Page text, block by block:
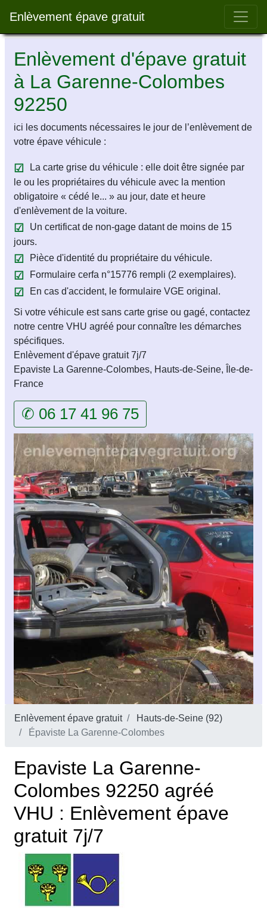
Enlèvement épave gratuit Bar
Enlèvement d'épave gratuit
à La Garenne-Colombes
92250
ici les documents nécessaires le jour de l’enlèvement de
votre épave véhicule :
La carte grise du véhicule : elle doit être signée par
le ou les propriétaires du véhicule avec la mention
obligatoire « cédé le... » au jour, date et heure
d'enlèvement de la voiture.
Un certificat de non-gage datant de moins de 15
jours.
Pièce d'identité du propriétaire du véhicule.
Formulaire cerfa n°15776 rempli (2 exemplaires).
En cas d'accident, le formulaire VGE original.
Si votre véhicule est sans carte grise ou gagé, contactez
notre centre VHU agréé pour connaître les démarches
spécifiques.
Enlèvement d'épave gratuit 7j/7
Epaviste La Garenne-Colombes, Hauts-de-Seine, Île-de-
France
✆ 06 17 41 96 75
Enlèvement épave gratuit
Hauts-de-Seine (92)
Épaviste La Garenne-Colombes
Epaviste La Garenne-
Colombes 92250 agréé
VHU : Enlèvement épave
gratuit 7j/7